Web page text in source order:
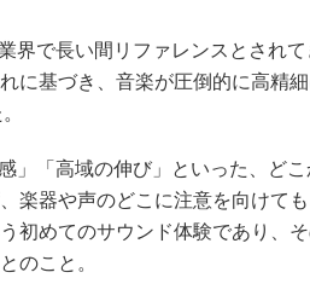
界で長い間リファレンスとされ
に基づき、音楽が圧倒的に高精
」「高域の伸び」といった、ど
楽器や声のどこに注意を向けて
初めてのサウンド体験であり、
のこと。